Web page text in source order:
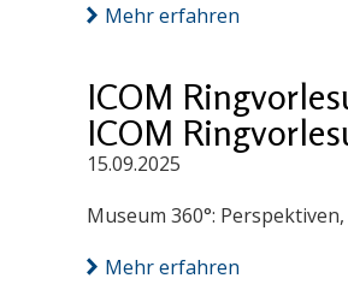
Mehr erfahren
ICOM
ICOM
15.09.2025
Museum 360°:
Mehr erfahren